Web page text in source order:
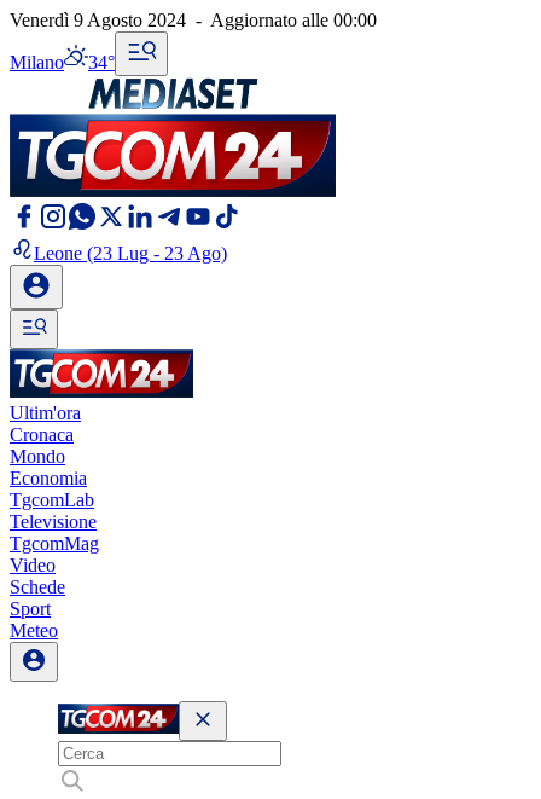
Venerdì 9 Agosto 2024 - Aggiornato alle 00:00
Milano 34°
Leone (23 Lug - 23 Ago)
Ultim'ora
Cronaca
Mondo
Economia
TgcomLab
Televisione
TgcomMag
Video
Schede
Sport
Meteo